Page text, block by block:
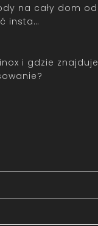
na cały dom od
insta…
i gdzie znajduje